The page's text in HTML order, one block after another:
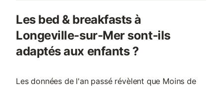
Les bed & breakfasts à
Longeville-sur-Mer sont-ils
adaptés aux enfants ?
Les données de l'an passé révèlent que Moins de